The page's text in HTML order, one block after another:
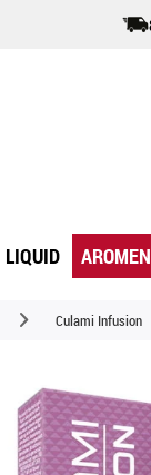
LIQUID AROMEN
Culami Infusion